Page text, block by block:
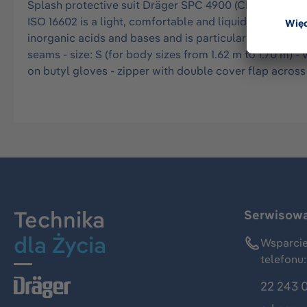
Splash protective suit Dräger SPC 4900 (CLF)
ISO 16602 is a light, comfortable and liquid-tight
inorganic acids and bases and is particularly
seams - size: S (for body sizes from 1.62 m to 1.70
on butyl gloves - zipper with double cover flap
Technika
dla Życia
telefonu:
22 243